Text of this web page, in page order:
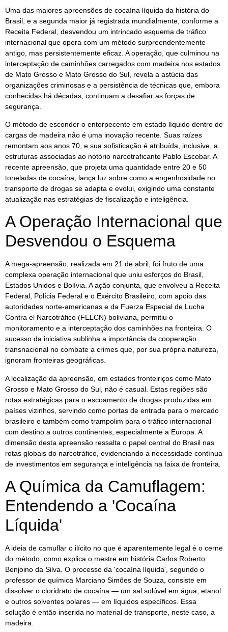
Uma das maiores apreensões de cocaína líquida da história do
Brasil, e a segunda maior já registrada mundialmente, conforme a
Receita Federal, desvendou um intrincado esquema de tráfico
internacional que opera com um método surpreendentemente
antigo, mas persistentemente eficaz. A operação, que culminou na
interceptação de caminhões carregados com madeira nos estados
de Mato Grosso e Mato Grosso do Sul, revela a astúcia das
organizações criminosas e a persistência de técnicas que, embora
conhecidas há décadas, continuam a desafiar as forças de
segurança.
O método de esconder o entorpecente em estado líquido dentro de
cargas de madeira não é uma inovação recente. Suas raízes
remontam aos anos 70, e sua sofisticação é atribuída, inclusive, a
estruturas associadas ao notório narcotraficante Pablo Escobar. A
recente apreensão, que projeta uma quantidade entre 20 e 50
toneladas de cocaína, lança luz sobre como a engenhosidade no
transporte de drogas se adapta e evolui, exigindo uma constante
atualização nas estratégias de fiscalização e inteligência.
A Operação Internacional que
Desvendou o Esquema
A mega-apreensão, realizada em 21 de abril, foi fruto de uma
complexa operação internacional que uniu esforços do Brasil,
Estados Unidos e Bolívia. A ação conjunta, que envolveu a Receita
Federal, Polícia Federal e o Exército Brasileiro, com apoio das
autoridades norte-americanas e da Fuerza Especial de Lucha
Contra el Narcotráfico (FELCN) boliviana, permitiu o
monitoramento e a interceptação dos caminhões na fronteira. O
sucesso da iniciativa sublinha a importância da cooperação
transnacional no combate a crimes que, por sua própria natureza,
ignoram fronteiras geográficas.
A localização da apreensão, em estados fronteiriços como Mato
Grosso e Mato Grosso do Sul, não é casual. Estas regiões são
rotas estratégicas para o escoamento de drogas produzidas em
países vizinhos, servindo como portas de entrada para o mercado
brasileiro e também como trampolim para o tráfico internacional
com destino a outros continentes, especialmente a Europa. A
dimensão desta apreensão ressalta o papel central do Brasil nas
rotas globais do narcotráfico, evidenciando a necessidade contínua
de investimentos em segurança e inteligência na faixa de fronteira.
A Química da Camuflagem:
Entendendo a 'Cocaína
Líquida'
A ideia de camuflar o ilícito no que é aparentemente legal é o cerne
do método, como explica o mestre em história Carlos Roberto
Benjoino da Silva. O processo da 'cocaína líquida', segundo o
professor de química Marciano Simões de Souza, consiste em
dissolver o cloridrato de cocaína — um sal solúvel em água, etanol
e outros solventes polares — em líquidos específicos. Essa
solução é então inserida no material de transporte, neste caso, a
madeira.